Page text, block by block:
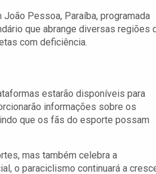
Pessoa, Paraíba, programada
que abrange diversas regiões
com deficiência.
estarão disponíveis para
informações sobre os
que os fãs do esporte possam
mas também celebra a
o paraciclismo continuará a